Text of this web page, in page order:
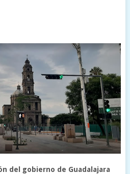
del gobierno de Guadalajara